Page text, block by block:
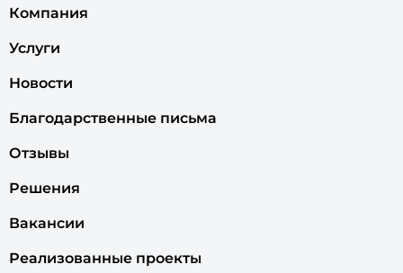
Компания
Услуги
Новости
Благодарственные письма
Отзывы
Решения
Вакансии
Реализованные проекты